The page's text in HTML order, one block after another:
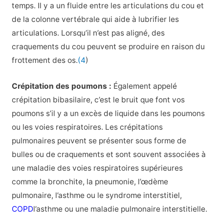
temps. Il y a un fluide entre les articulations du cou et
de la colonne vertébrale qui aide à lubrifier les
articulations. Lorsqu’il n’est pas aligné, des
craquements du cou peuvent se produire en raison du
frottement des os.(4)
Crépitation des poumons : Également appelé
crépitation bibasilaire, c’est le bruit que font vos
poumons s’il y a un excès de liquide dans les poumons
ou les voies respiratoires. Les crépitations
pulmonaires peuvent se présenter sous forme de
bulles ou de craquements et sont souvent associées à
une maladie des voies respiratoires supérieures
comme la bronchite, la pneumonie, l’œdème
pulmonaire, l’asthme ou le syndrome interstitiel,
COPDl’asthme ou une maladie pulmonaire interstitielle.